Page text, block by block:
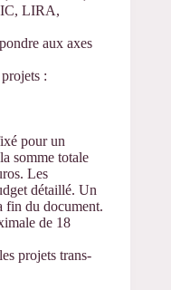
LIRA,
aux axes
:
pour un
somme totale
Les
détaillé. Un
fin du document.
de 18
projets trans-